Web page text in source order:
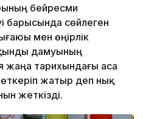
бейресми
барысында сөйлеген
мен өңірлік
дамуының
жаңа тарихындағы аса
жатыр деп нық
жеткізді.